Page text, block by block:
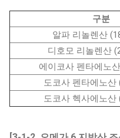
구분
알파 리놀렌산
디호모 리놀렌산
에이코사 펜타에노
도코사 펜타에노산
도코사 헥사에노산